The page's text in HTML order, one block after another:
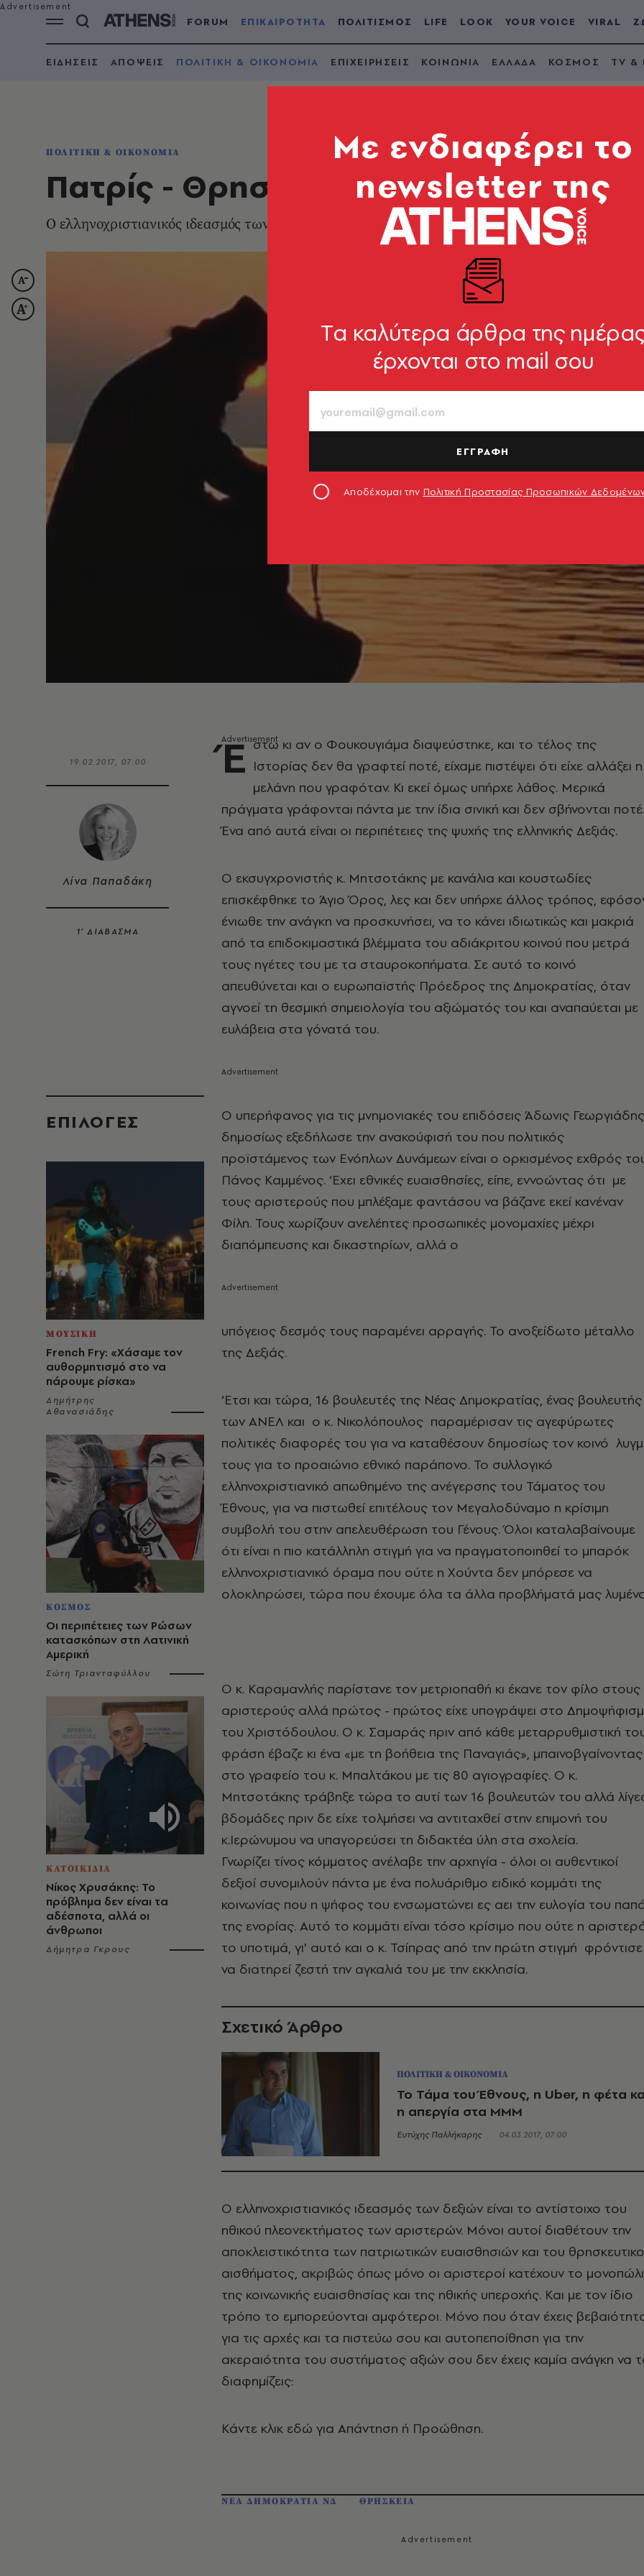
FORUM ΕΠΙΚΑΙΡΟΤΗΤΑ ΠΟΛΙΤΙΣΜΟΣ LIFE LOOK YOUR VOICE VIRAL
ΕΙΔΗΣΕΙΣ ΑΠΟΨΕΙΣ ΠΟΛΙΤΙΚΗ & ΟΙΚΟΝΟΜΙΑ ΕΠΙΧΕΙΡΗΣΕΙΣ ΚΟΙΝΩΝΙΑ ΕΛΛΑΔΑ ΚΟΣΜΟΣ TV &
ΠΟΛΙΤΙΚΗ & ΟΙΚΟΝΟΜΙΑ
Πατρίς - Θρησκεία - Γονυκλισία
Ο ελληνοχριστιανικός ιδεασμός των δεξιών είναι το αντίστοιχο του ηθικού πλεονεκτήματος
19.02.2017, 07:00
Λίνα Παπαδάκη
1’ ΔΙΑΒΑΣΜΑ
EΠΙΛΟΓΈΣ
ΜΟΥΣΙΚΗ
French Fry: «Χάσαμε τον
αυθορμητισμό στο να
πάρουμε ρίσκα»
Δημήτρης
Αθανασιάδης
ΚΟΣΜΟΣ
Οι περιπέτειες των Ρώσων
κατασκόπων στη Λατινική
Αμερική
Σώτη Τριανταφύλλου
ΚΑΤΟΙΚΙΔΙΑ
Νίκος Χρυσάκης: Το
πρόβλημα δεν είναι τα
αδέσποτα, αλλά οι
άνθρωποι
Δήμητρα Γκρους
Έ στω κι αν ο Φουκουγιάμα διαψεύστηκε, και το τέλος της
Ιστορίας δεν θα γραφτεί ποτέ, είχαμε πιστέψει ότι είχε αλλάξει η
μελάνη που γραφόταν. Κι εκεί όμως υπήρχε λάθος. Μερικά
πράγματα γράφονται πάντα με την ίδια σινική και δεν σβήνονται ποτέ.
Ένα από αυτά είναι οι περιπέτειες της ψυχής της ελληνικής Δεξιάς.
Ο εκσυγχρονιστής κ. Μητσοτάκης με κανάλια και κουστωδίες
επισκέφθηκε το Άγιο Όρος, λες και δεν υπήρχε άλλος τρόπος,
ένιωθε την ανάγκη να προσκυνήσει, να το κάνει ιδιωτικώς και μακριά
από τα επιδοκιμαστικά βλέμματα του αδιάκριτου κοινού που μετρά
τους ηγέτες του με τα σταυροκοπήματα. Σε αυτό το κοινό
απευθύνεται και ο ευρωπαϊστής Πρόεδρος της Δημοκρατίας, όταν
αγνοεί τη θεσμική σημειολογία του αξιώματός του και αναπαύεται με
ευλάβεια στα γόνατά του.
Ο υπερήφανος για τις μνημονιακές του επιδόσεις Άδωνις Γεωργιάδης
δημοσίως εξεδήλωσε την ανακούφισή του που πολιτικός
προϊστάμενος των Ενόπλων Δυνάμεων είναι ο ορκισμένος εχθρός
Πάνος Καμμένος. ‘Εχει εθνικές ευαισθησίες, είπε, εννοώντας ότι με
τους αριστερούς που μπλέξαμε φαντάσου να βάζανε εκεί κανέναν
Φίλη. Τους χωρίζουν ανελέητες προσωπικές μονομαχίες μέχρι
διαπόμπευσης και δικαστηρίων, αλλά ο
υπόγειος δεσμός τους παραμένει αρραγής. Το ανοξείδωτο μέταλλο
της Δεξιάς.
‘Ετσι και τώρα, 16 βουλευτές της Νέας Δημοκρατίας, ένας βουλευτής
των ΑΝΕΛ και ο κ. Νικολόπουλος παραμέρισαν τις αγεφύρωτες
πολιτικές διαφορές του για να καταθέσουν δημοσίως τον κοινό
τους για το προαιώνιο εθνικό παράπονο. Το συλλογικό
ελληνοχριστιανικό απωθημένο της ανέγερσης του Τάματος του
Έθνους, για να πιστωθεί επιτέλους τον Μεγαλοδύναμο η κρίσιμη
συμβολή του στην απελευθέρωση του Γένους. Όλοι καταλαβαίνουμε
ότι είναι η πιο κατάλληλη στιγμή για να πραγματοποιηθεί το μπαρόκ
ελληνοχριστιανικό όραμα που ούτε η Χούντα δεν μπόρεσε να
ολοκληρώσει, τώρα που έχουμε όλα τα άλλα προβλήματά μας
Ο κ. Καραμανλής παρίστανε τον μετριοπαθή κι έκανε τον φίλο στους
αριστερούς αλλά πρώτος - πρώτος είχε υπογράψει στο
του Χριστόδουλου. Ο κ. Σαμαράς πριν από κάθε μεταρρυθμιστική
φράση έβαζε κι ένα «με τη βοήθεια της Παναγιάς», μπαινοβγαίνοντας
στο γραφείο του κ. Μπαλτάκου με τις 80 αγιογραφίες. Ο κ.
Μητσοτάκης τράβηξε τώρα το αυτί των 16 βουλευτών του αλλά
βδομάδες πριν δε είχε τολμήσει να αντιταχθεί στην επιμονή του
κ.Ιερώνυμου να υπαγορεύσει τη διδακτέα ύλη στα σχολεία.
Γνωρίζει τίνος κόμματος ανέλαβε την αρχηγία - όλοι οι αυθεντικοί
δεξιοί συνομιλούν πάντα με ένα πολυάριθμο ειδικό κομμάτι της
κοινωνίας που η ψήφος του ενσωματώνει ες αει την ευλογία του
της ενορίας. Αυτό το κομμάτι είναι τόσο κρίσιμο που ούτε η
το υποτιμά, γι' αυτό και ο κ. Τσίπρας από την πρώτη στιγμή φρόντισε
να διατηρεί ζεστή την αγκαλιά του με την εκκλησία.
Σχετικό Άρθρο
ΠΟΛΙΤΙΚΗ & ΟΙΚΟΝΟΜΙΑ
Το Τάμα του Έθνους, η Uber, η φέτα
η απεργία στα ΜΜΜ
Ευτύχης Παλλήκαρης 04.03.2017, 07:00
Ο ελληνοχριστιανικός ιδεασμός των δεξιών είναι το αντίστοιχο του
ηθικού πλεονεκτήματος των αριστερών. Μόνοι αυτοί διαθέτουν την
αποκλειστικότητα των πατριωτικών ευαισθησιών και του
αισθήματος, ακριβώς όπως μόνο οι αριστεροί κατέχουν το
της κοινωνικής ευαισθησίας και της ηθικής υπεροχής. Και με τον ίδιο
τρόπο το εμπορεύονται αμφότεροι. Μόνο που όταν έχεις
για τις αρχές και τα πιστεύω σου και αυτοπεποίθηση για την
ακεραιότητα του συστήματος αξιών σου δεν έχεις καμία ανάγκη να
διαφημίζεις:
Κάντε κλικ εδώ για Απάντηση ή Προώθηση.
ΝΕΑ ΔΗΜΟΚΡΑΤΙΑ ΝΔ ΘΡΗΣΚΕΙΑ
Mε ενδιαφέρει το
newsletter της
Tα καλύτερα άρθρα της
έρχονται στο mail σου
ΕΓΓΡΑΦΗ
Αποδέχομαι την Πολιτική Προστασίας Προσωπικών